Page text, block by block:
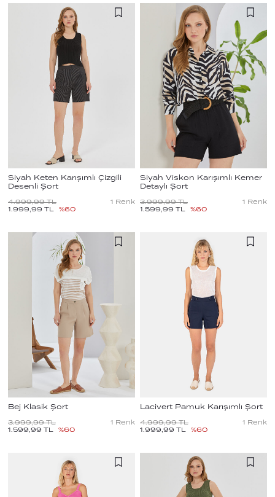
Siyah Keten Karışımlı Çizgili
Desenli Şort
4.999,99 TL
1.999,99 TL %60
1 Renk
Siyah Viskon Karışımlı Kemer
Detaylı Şort
3.999,99 TL
1.599,99 TL %60
1 Renk
Bej Klasik Şort
3.999,99 TL
1.599,99 TL %60
1 Renk
Lacivert Pamuk Karışımlı Şort
4.999,99 TL
1.999,99 TL %60
1 Renk